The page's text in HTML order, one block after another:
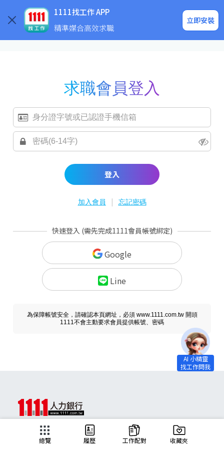
1111找工作 APP
精準媒合高效求職
立即安裝
企業求才
求職會員登入
登入
加入會員 | 忘記密碼
快速登入 (需先完成1111會員帳號綁定)
Google
Line
為保障帳號安全，請確認本頁網址，必須 www.1111.com.tw 開頭
1111不會主動要求會員提供帳號、密碼
總覽 履歷 工作配對 收藏夾